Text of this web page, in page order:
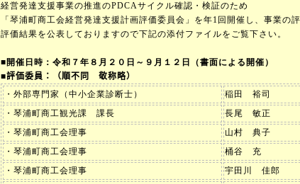
経営発達支援事業の推進のPDCAサイクル確認・検証のため
「琴浦町商工会経営発達支援計画評価委員会」を年1 回開催し、事業の
評価結果を公表しておりますので下記の添付ファイルをご覧下さい。
■ 開催日時：令和７年８月２０日～９月１２日（書面による開催）
■評価委員：（順不同 敬称略）
・外部専門家（中小企業診断士）
稲田 裕司
・琴浦町商工観光課 課長
長尾 敏正
・琴浦町商工会理事
山村 典子
・琴浦町商工会理事
桶谷 充
・琴浦町商工会理事
宇田川 佳郎